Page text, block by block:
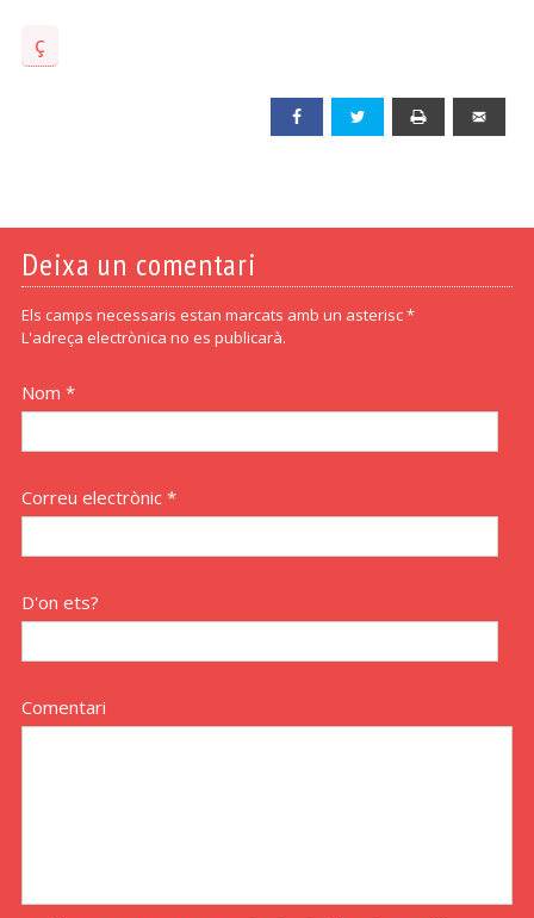
ç
Facebook Twitter
Deixa un comentari
Els camps necessaris estan marcats amb un asterisc *
L'adreça electrònica no es publicarà.
Nom *
Correu electrònic *
D'on ets?
Comentari